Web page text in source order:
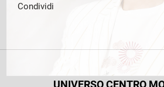
Condividi